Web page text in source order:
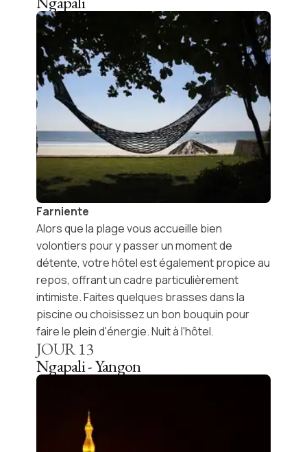
Farniente
Alors que la plage vous accueille bien
volontiers pour y passer un moment de
détente, votre hôtel est également propice au
repos, offrant un cadre particulièrement
intimiste. Faites quelques brasses dans la
piscine ou choisissez un bon bouquin pour
faire le plein d'énergie. Nuit à l'hôtel.
JOUR13
Ngapali - Yangon